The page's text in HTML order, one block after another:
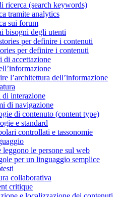
ricerca (search keywords)
tramite analytics
sui forum
bisogni degli utenti
per definire i contenuti
per definire i contenuti
di accettazione
l’architettura dell’informazione
di interazione
di navigazione
di contenuto (content type)
e standard
controllati e tassonomie
leggono le persone sul web
per un linguaggio semplice
collaborativa
critique